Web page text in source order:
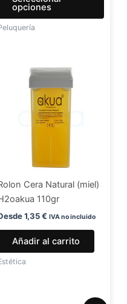
opciones
Cera Natural (miel)
110gr
1,35€ IVA no incluido
Añadir al carrito